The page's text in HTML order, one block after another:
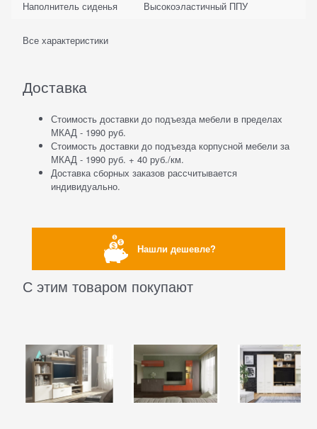
Наполнитель сиденья Высокоэластичный ППУ
Все характеристики
Доставка
Стоимость доставки до подъезда мебели в пределах
МКАД - 1990 руб.
Стоимость доставки до подъезда корпусной мебели за
МКАД - 1990 руб. + 40 руб./км.
Доставка сборных заказов рассчитывается
индивидуально.
Нашли дешевле?
С этим товаром покупают